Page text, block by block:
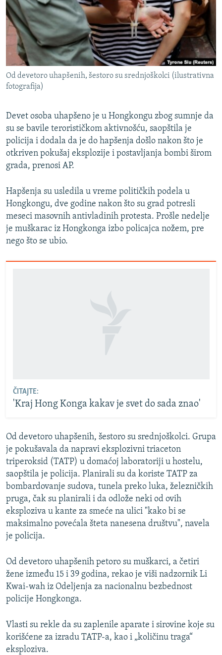
ISPRIČAJ MI
DNEVNO@RSE
SPECIJALI RSE
VIŠE OD NASLOVA
GENOCID U SREBRENICI
TV LIBERTY
POST SCRIPTUM
MOJA EVROPA
TRI DECENIJE OD RATA U BIH
SVE KARTE DEJTONA
NASTANAK I RASPAD JUGOSLAVIJE
PRATITE NAS
Sve RFE/RL stranice
Od devetoro uhapšenih, šestoro su srednjoškolci (ilustrativna
fotografija)
Devet osoba uhapšeno je u Hongkongu zbog sumnje da
su se bavile terorističkom aktivnošću, saopštila je
policija i dodala da je do hapšenja došlo nakon što je
otkriven pokušaj eksplozije i postavljanja bombi širom
grada, prenosi AP.
Hapšenja su usledila u vreme političkih podela u
Hongkongu, dve godine nakon što su grad potresli
meseci masovnih antivladinih protesta. Prošle nedelje
je muškarac iz Hongkonga izbo policajca nožem, pre
nego što se ubio.
ČITAJTE:
'Kraj Hong Konga kakav je svet do sada znao'
Od devetoro uhapšenih, šestoro su srednjoškolci. Grupa
je pokušavala da napravi eksplozivni triaceton
triperoksid (TATP) u domaćoj laboratoriji u hostelu,
saopštila je policija. Planirali su da koriste TATP za
bombardovanje sudova, tunela preko luka, železničkih
pruga, čak su planirali i da odlože neki od ovih
eksploziva u kante za smeće na ulici "kako bi se
maksimalno povećala šteta nanesena društvu", navela
je policija.
Od devetoro uhapšenih petoro su muškarci, a četiri
žene između 15 i 39 godina, rekao je viši nadzornik Li
Kwai-wah iz Odeljenja za nacionalnu bezbednost
policije Hongkonga.
Vlasti su rekle da su zaplenile aparate i sirovine koje su
korišćene za izradu TATP-a, kao i „količinu traga“
eksploziva.